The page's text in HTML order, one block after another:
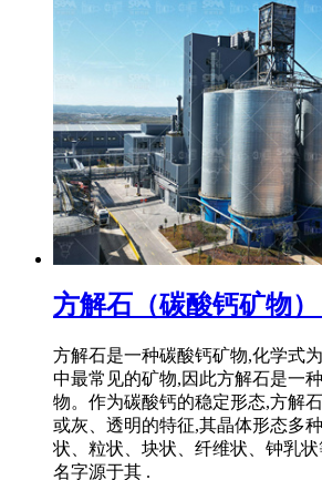
方解石（碳酸钙矿物
方解石是一种碳酸钙矿物,化学式
中最常见的矿物,因此方解石是一
物。作为碳酸钙的稳定形态,方解
或灰、透明的特征,其晶体形态多
状、粒状、块状、纤维状、钟乳
名字源于其 .